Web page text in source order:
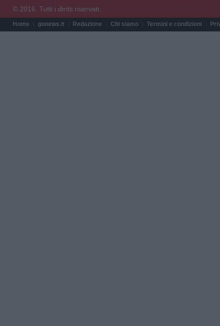
© 2016. Tutti i diritti riservati.
Home gonews.it Redazione Chi siamo Termini e condizioni